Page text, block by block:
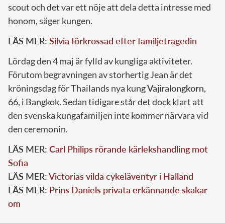
scout och det var ett nöje att dela detta intresse med
honom, säger kungen.
LÄS MER: Silvia förkrossad efter familjetragedin
Lördag den 4 maj är fylld av kungliga aktiviteter.
Förutom begravningen av storhertig Jean är det
kröningsdag för Thailands nya kungVajiralongkorn,
66, i Bangkok. Sedan tidigare står det dock klart att
den svenska kungafamiljen inte kommer närvara vid
den ceremonin.
LÄS MER: Carl Philips rörande kärlekshandling mot
Sofia
LÄS MER:Victorias vilda cykeläventyr i Halland
LÄS MER: Prins Daniels privata erkännande skakar
om